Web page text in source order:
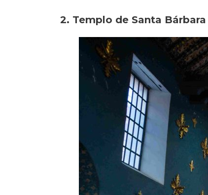
2. Templo de Santa Bárbara